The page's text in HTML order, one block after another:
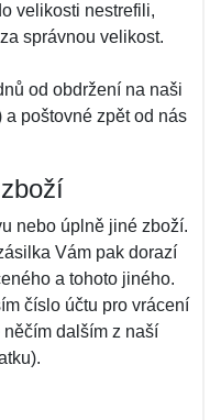
velikosti nestrefili,
správnou velikost.
od obdržení na naši
poštovné zpět od nás
nebo úplně jiné zboží.
Vám pak dorazí
a tohoto jiného.
číslo účtu pro vrácení
dalším z naší